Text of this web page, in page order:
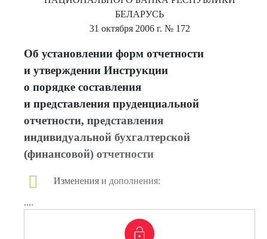
БЕЛАРУСЬ
31 октября 2006 г. № 172
Об установлении форм отчетности
и утверждении Инструкции
о порядке составления
и представления пруденциальной
отчетности, представления
индивидуальной бухгалтерской
(финансовой) отчетности
Изменения и дополнения:
....